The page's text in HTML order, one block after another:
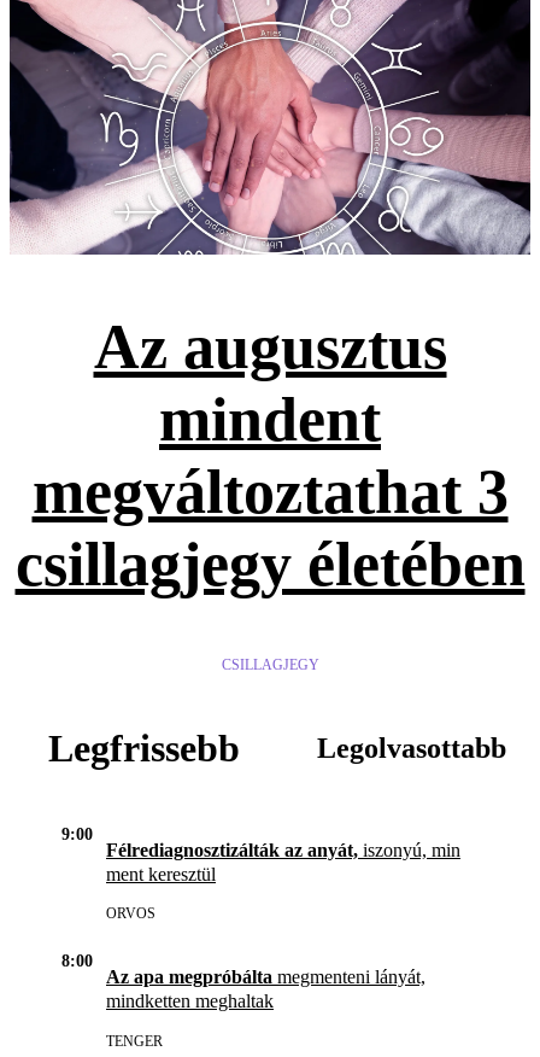
Az augusztus
mindent
megváltoztathat 3
csillagjegy életében
CSILLAGJEGY
Legfrissebb Legolvasottabb
9:00
Félrediagnosztizálták az anyát, iszonyú, min
ment keresztül
ORVOS
8:00
Az apa megpróbálta megmenteni lányát,
mindketten meghaltak
TENGER